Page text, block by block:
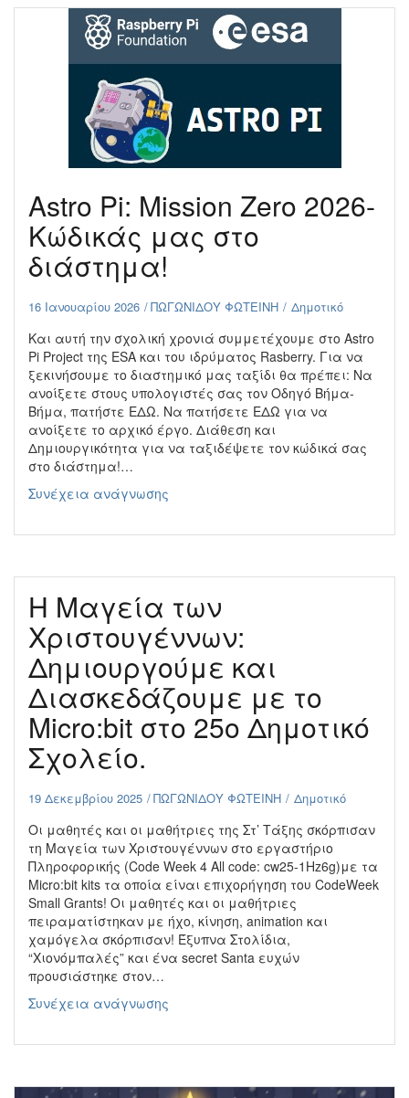
Ψηφιακό
Ταξίδι
στο
Χρόνο.
Astro Pi: Mission Zero 2026-
Κώδικάς μας στο
διάστημα!
16 Ιανουαρίου 2026 ΠΩΓΩΝΙΔΟΥ ΦΩΤΕΙΝΗ Δημοτικό
Και αυτή την σχολική χρονιά συμμετέχουμε στο Astro
Pi Project της ESA και του ιδρύματος Rasberry. Για να
ξεκινήσουμε το διαστημικό μας ταξίδι θα πρέπει: Να
ανοίξετε στους υπολογιστές σας τον Οδηγό Βήμα-
Βήμα, πατήστε ΕΔΩ. Να πατήσετε ΕΔΩ για να
ανοίξετε το αρχικό έργο. Διάθεση και
Δημιουργικότητα για να ταξιδέψετε τον κώδικά σας
στο διάστημα!…
Συνέχεια ανάγνωσης
μας
στο
διάστημα!
Η Μαγεία των
Χριστουγέννων:
Δημιουργούμε και
Διασκεδάζουμε με το
Micro:bit στο 25ο Δημοτικό
Σχολείο.
19 Δεκεμβρίου 2025 ΠΩΓΩΝΙΔΟΥ ΦΩΤΕΙΝΗ Δημοτικό
Οι μαθητές και οι μαθήτριες της Στ’ Τάξης σκόρπισαν
τη Μαγεία των Χριστουγέννων στο εργαστήριο
Πληροφορικής (Code Week 4 All code: cw25-1Hz6g)με τα
Micro:bit kits τα οποία είναι επιχορήγηση του CodeWeek
Small Grants! Οι μαθητές και οι μαθήτριες
πειραματίστηκαν με ήχο, κίνηση, animation και
χαμόγελα σκόρπισαν! Έξυπνα Στολίδια,
“Χιονόμπαλές” και ένα secret Santa ευχών
προυσιάστηκε στον…
Συνέχεια ανάγνωσης
και